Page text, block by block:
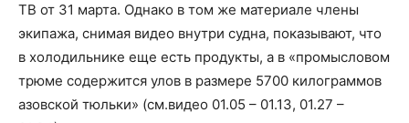
ТВ от 31 марта. Однако в том же материале члены
экипажа, снимая видео внутри судна, показывают, что
в холодильнике еще есть продукты, а в «промысловом
трюме содержится улов в размере 5700 килограммов
азовской тюльки» (см.видео 01.05 – 01.13, 01.27 –